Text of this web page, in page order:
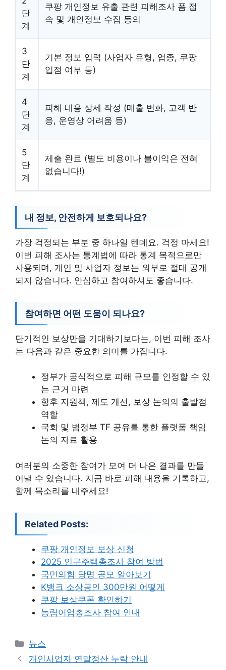
단
계
쿠팡 개인정보 유출 관련 피해조사 폼 접
속 및 개인정보 수집 동의
3
단
계
기본 정보 입력 (사업자 유형, 업종, 쿠팡
입점 여부 등)
4
단
계
피해 내용 상세 작성 (매출 변화, 고객 반
응, 운영상 어려움 등)
5
단
계
제출 완료 (별도 비용이나 불이익은 전혀
없습니다!)
내 정보, 안전하게 보호되나요?
가장 걱정되는 부분 중 하나일 텐데요. 걱정 마세요!
이번 피해 조사는 통계법에 따라 통계 목적으로만
사용되며, 개인 및 사업자 정보는 외부로 절대 공개
되지 않습니다. 안심하고 참여하셔도 좋습니다.
참여하면 어떤 도움이 되나요?
단기적인 보상만을 기대하기보다는, 이번 피해 조사
는 다음과 같은 중요한 의미를 가집니다.
정부가 공식적으로 피해 규모를 인정할 수 있
는 근거 마련
향후 지원책, 제도 개선, 보상 논의의 출발점
역할
국회 및 범정부 TF 공유를 통한 플랫폼 책임
논의 자료 활용
여러분의 소중한 참여가 모여 더 나은 결과를 만들
어낼 수 있습니다. 지금 바로 피해 내용을 기록하고,
함께 목소리를 내주세요!
Related Posts:
쿠팡 개인정보 보상 신청
2025 인구주택총조사 참여 방법
국민의힘 당명 공모 알아보기
K뱅크 소상공인 300만원 어떻게
쿠팡 보상쿠폰 확인하기
농림어업총조사 참여 안내
카
테
고
뉴스
개인사업자 연말정산 누락 안내